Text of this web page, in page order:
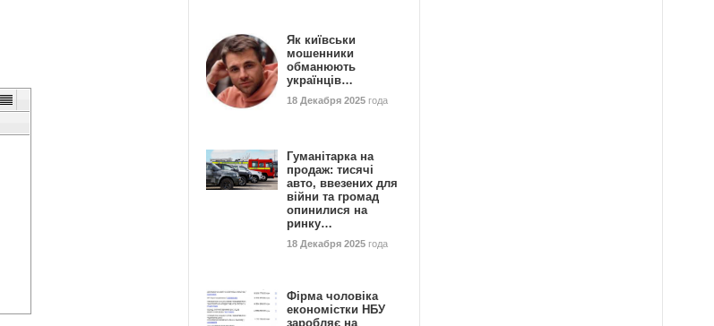
Як київськи
мошенники
обманюють
українців…
18 Декабря 2025 года
Гуманітарка на
продаж: тисячі
авто, ввезених для
війни та громад
опинилися на
ринку…
18 Декабря 2025 года
Фірма чоловіка
економістки НБУ
заробляє на